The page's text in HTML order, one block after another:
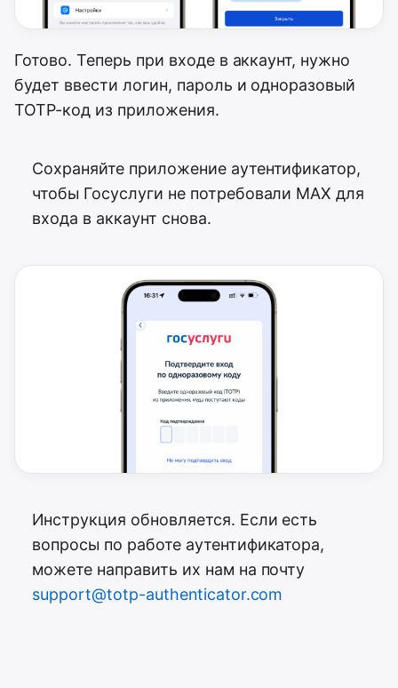
Готово. Теперь при входе в аккаунт, нужно
будет ввести логин, пароль и одноразовый
TOTP-код из приложения.
Сохраняйте приложение аутентификатор,
чтобы Госуслуги не потребовали MAX для
входа в аккаунт снова.
Инструкция обновляется. Если есть
вопросы по работе аутентификатора,
можете направить их нам на почту
support@totp-authenticator.com